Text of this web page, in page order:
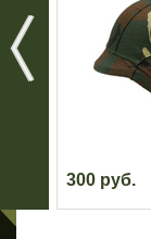
300 руб.